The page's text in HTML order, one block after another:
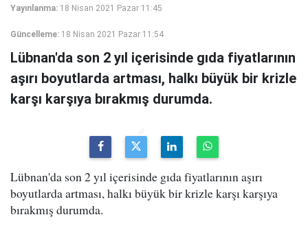
Yayınlanma: 18 Nisan 2021 Pazar 11:45
Güncelleme: 18 Nisan 2021 Pazar 11:54
Lübnan'da son 2 yıl içerisinde gıda fiyatlarının
aşırı boyutlarda artması, halkı büyük bir krizle
karşı karşıya bırakmış durumda.
Lübnan'da son 2 yıl içerisinde gıda fiyatlarının aşırı
boyutlarda artması, halkı büyük bir krizle karşı karşıya
bırakmış durumda.